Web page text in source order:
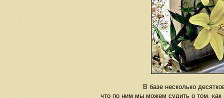
В базе несколько
что по ним мы можем судить о том, как